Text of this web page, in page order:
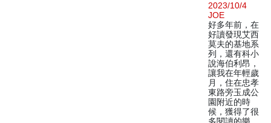
2023/10/4
JOE
好多年前，在
好讀發現艾西
莫夫的基地系
列，還有科小
說海伯利昂，
讓我在年輕歲
月，住在忠孝
東路旁玉成公
園附近的時
候，獲得了很